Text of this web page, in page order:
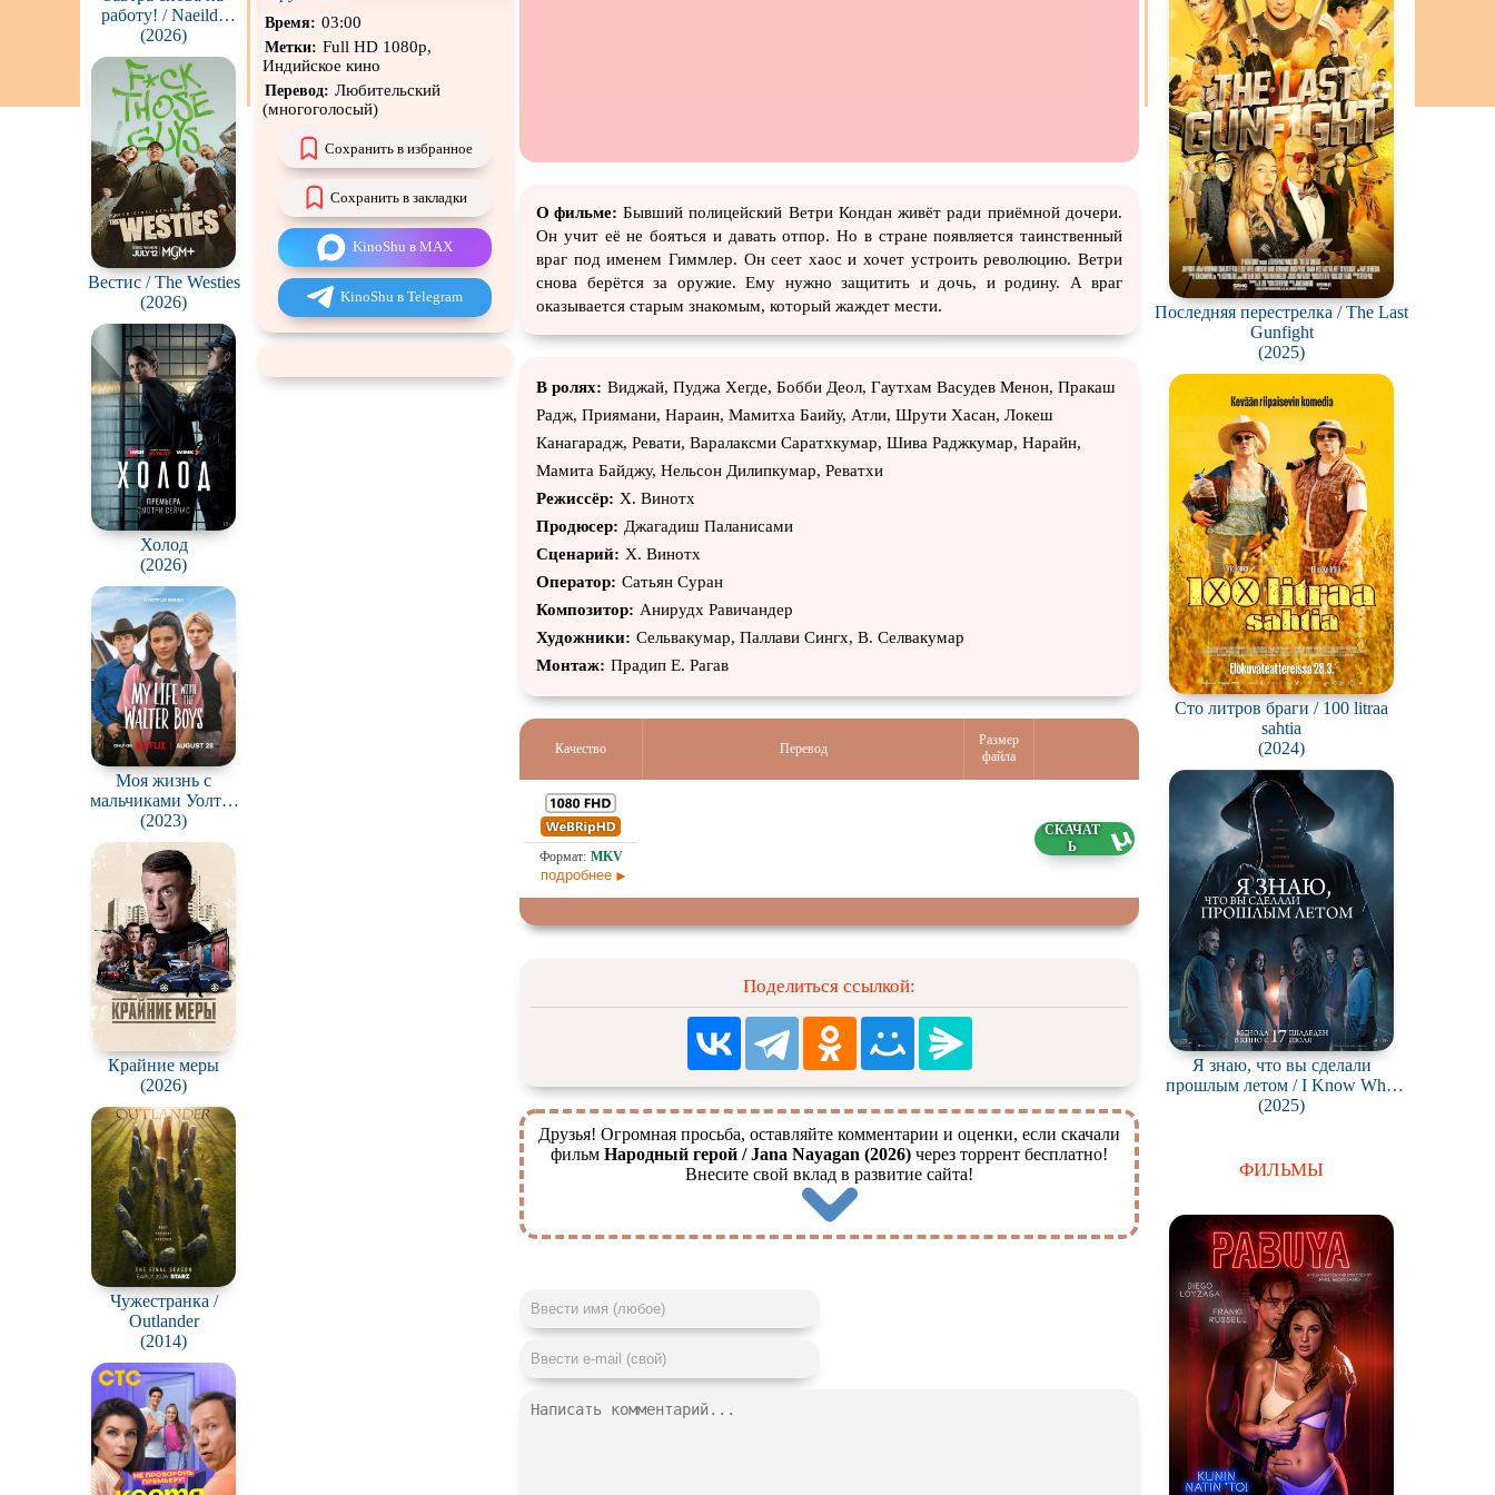
работу! / Naeildo
chulgeun!
(2026)
Вестис / The Westies
(2026)
Холод
(2026)
Моя жизнь с
мальчиками Уолтер
/ My Life with the
Walter Boys
(2023)
Крайние меры
(2026)
Чужестранка /
Outlander
(2014)
Чёрная комедия
CAMRip
Время: 03:00
Метки: Full HD 1080p,
Индийское кино
Перевод: Любительский
(многоголосый)
Сохранить в избранное
Сохранить в закладки
KinoShu в MAX
KinoShu в Telegram
О фильме: Бывший полицейский Ветри Кондан живёт ради приёмной дочери.
Он учит её не бояться и давать отпор. Но в стране появляется таинственный
враг под именем Гиммлер. Он сеет хаос и хочет устроить революцию. Ветри
снова берётся за оружие. Ему нужно защитить и дочь, и родину. А враг
оказывается старым знакомым, который жаждет мести.
В ролях: Виджай, Пуджа Хегде, Бобби Деол, Гаутхам Васудев Менон, Пракаш
Радж, Приямани, Нараин, Мамитха Баийу, Атли, Шрути Хасан, Локеш
Канагарадж, Ревати, Варалаксми Саратхкумар, Шива Раджкумар, Нарайн,
Мамита Байджу, Нельсон Дилипкумар, Реватхи
Режиссёр: Х. Винотх
Продюсер: Джагадиш Паланисами
Сценарий: Х. Винотх
Оператор: Сатьян Суран
Композитор: Анирудх Равичандер
Художники: Сельвакумар, Паллави Сингх, В. Селвакумар
Монтаж: Прадип Е. Рагав
Качество Перевод
Размер
файла
подробнее
Поделиться ссылкой:
Друзья! Огромная просьба, оставляйте комментарии и оценки, если скачали
фильм Народный герой / Jana Nayagan (2026) через торрент бесплатно!
Внесите свой вклад в развитие сайта!
Последняя перестрелка / The Last
Gunfight
(2025)
Сто литров браги / 100 litraa
sahtia
(2024)
Я знаю, что вы сделали
прошлым летом / I Know What
You Did Last Summer
(2025)
ФИЛЬМЫ